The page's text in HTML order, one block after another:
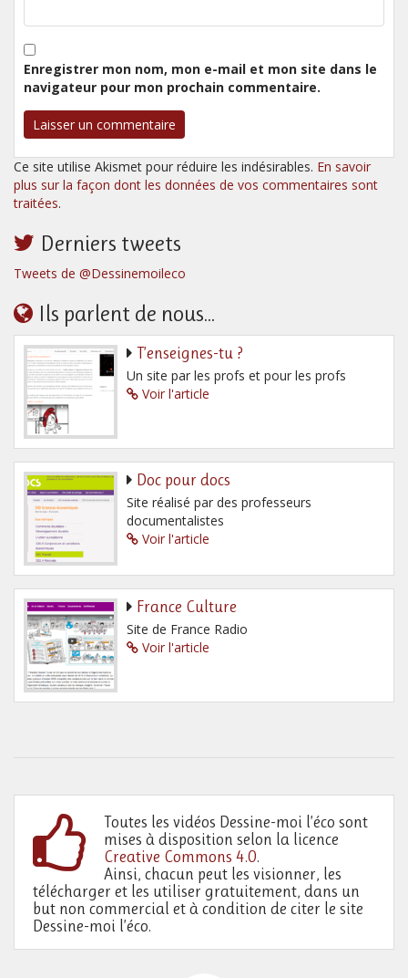
Enregistrer mon nom, mon e-mail et mon site dans le
navigateur pour mon prochain commentaire.
Ce site utilise Akismet pour réduire les indésirables. En savoir
plus sur la façon dont les données de vos commentaires sont
traitées.
Derniers tweets
Tweets de @Dessinemoileco
Ils parlent de nous...
T’enseignes-tu ?
Un site par les profs et pour les profs
Voir l'article
Doc pour docs
Site réalisé par des professeurs
documentalistes
Voir l'article
France Culture
Site de France Radio
Voir l'article
Toutes les vidéos Dessine-moi l’éco sont
mises à disposition selon la licence
Creative Commons 4.0.
Ainsi, chacun peut les visionner, les
télécharger et les utiliser gratuitement, dans un
but non commercial et à condition de citer le site
Dessine-moi l’éco.